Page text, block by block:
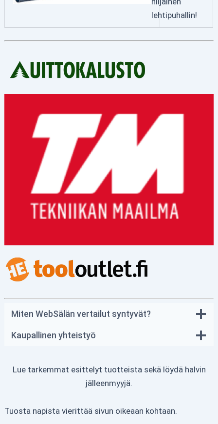
lehtipuhallin!
Miten WebSälän vertailut syntyvät?
Kaupallinen yhteistyö
Lue tarkemmat esittelyt tuotteista sekä löydä halvin
jälleenmyyjä.
Tuosta napista vierittää sivun oikeaan kohtaan.